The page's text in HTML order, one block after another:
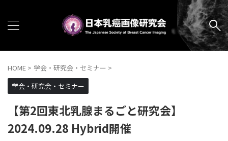
HOME > 学会・研究会・セミナー >
学会・研究会・セミナー
【第2回東北乳腺まるごと研究会】
2024.09.28 Hybrid開催